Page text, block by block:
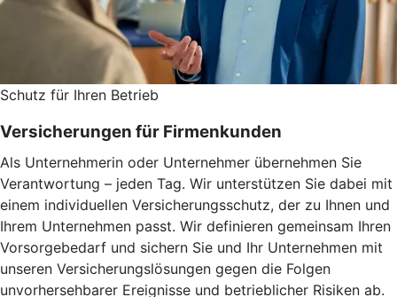
Schutz für Ihren Betrieb
Versicherungen für Firmenkunden
Als Unternehmerin oder Unternehmer übernehmen Sie
Verantwortung – jeden Tag. Wir unterstützen Sie dabei mit
einem individuellen Versicherungsschutz, der zu Ihnen und
Ihrem Unternehmen passt. Wir definieren gemeinsam Ihren
Vorsorgebedarf und sichern Sie und Ihr Unternehmen mit
unseren Versicherungslösungen gegen die Folgen
unvorhersehbarer Ereignisse und betrieblicher Risiken ab.